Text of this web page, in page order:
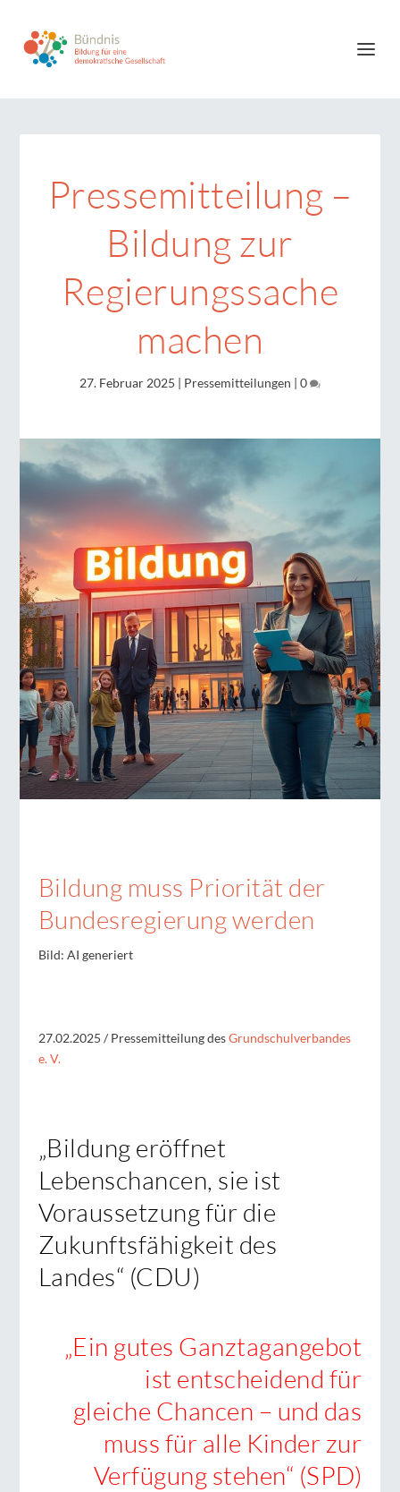
Pressemitteilung –
Bildung zur
Regierungssache
machen
27. Februar 2025 | Pressemitteilungen | 0
Bildung muss Priorität der
Bundesregierung werden
Bild: AI generiert
27.02.2025 / PressemitteilungdesGrundschulverbandes
e. V.
„Bildung eröffnet
Lebenschancen, sie ist
Voraussetzung für die
Zukunftsfähigkeit des
Landes“ (CDU)
„Ein gutes Ganztagangebot
ist entscheidend für
gleiche Chancen – und das
muss für alle Kinder zur
Verfügung stehen“ (SPD)